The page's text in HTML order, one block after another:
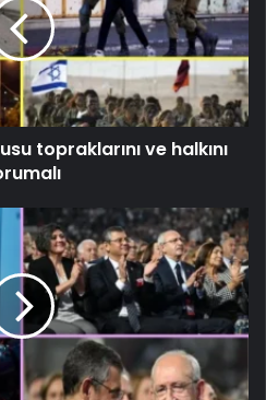
topraklarını ve halkını